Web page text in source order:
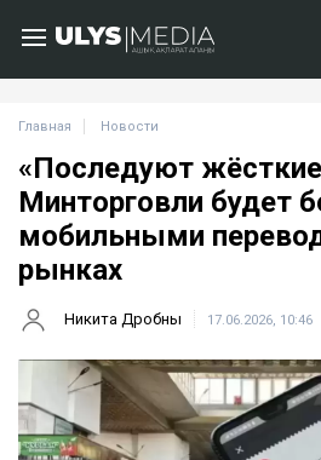
Главная Новости
«Последуют жёсткие
Минторговли будет
мобильными
рынках
Никита Дробны 17.06.2026, 10:46